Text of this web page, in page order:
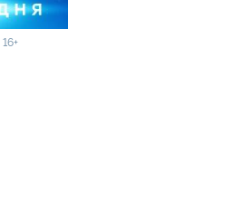
16+